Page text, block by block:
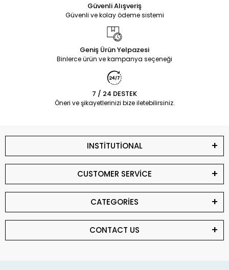
Güvenli Alışveriş
Güvenli ve kolay ödeme sistemi
Geniş Ürün Yelpazesi
Binlerce ürün ve kampanya seçeneği
7 / 24 DESTEK
Öneri ve şikayetlerinizi bize iletebilirsiniz.
INSTİTUTİONAL
CUSTOMER SERVİCE
CATEGORİES
CONTACT US